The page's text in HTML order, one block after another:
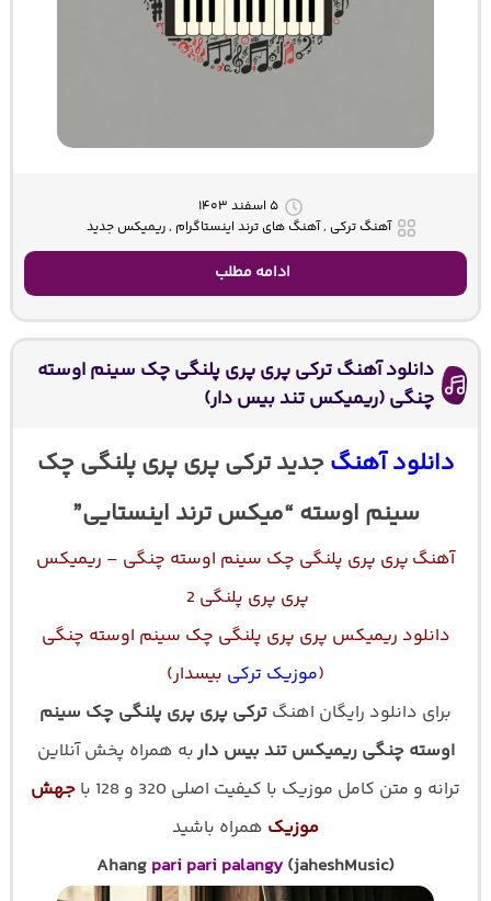
۵ اسفند ۱۴۰۳
آهنگ ترکی , آهنگ های ترند اینستاگرام , ریمیکس جدید
ادامه مطلب
دانلود آهنگ ترکی پری پری پلنگی چک سینم اوسته
چنگی (ریمیکس تند بیس دار)
دانلود آهنگجدید ترکی پری پری پلنگی چک
سینم اوسته “میکس ترند اینستایی”
آهنگ پری پری پلنگی چک سینم اوسته چنگی – ریمیکس
پری پری پلنگی 2
دانلود ریمیکس پری پری پلنگی چک سینم اوسته چنگی
(موزیک ترکی بیسدار)
برای دانلود رایگان اهنگ ترکی پری پری پلنگی چک سینم
اوسته چنگی ریمیکس تند بیس داربه همراه پخش آنلاین
ترانه و متن کامل موزیک با کیفیت اصلی 320 و 128 با
جهش
موزیک همراه باشید
Ahang pari pari palangy(jaheshMusic)